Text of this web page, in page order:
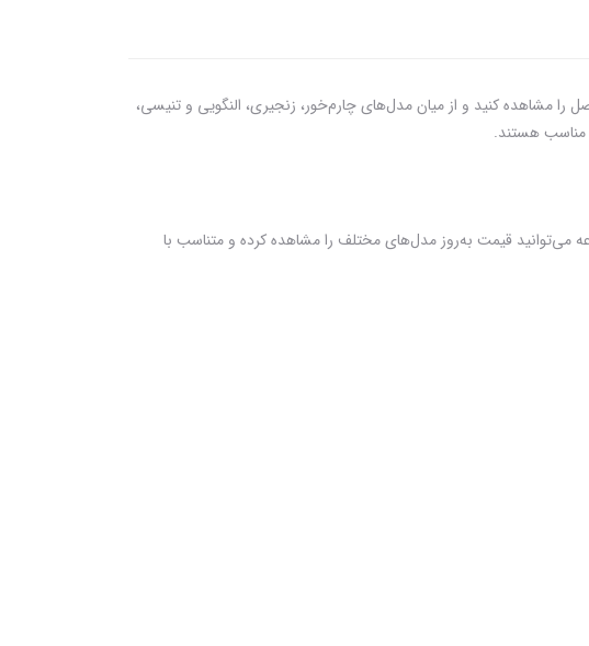
دستبند نقره پاندورا اصل را مشاهده کنید و از میان مدل‌های چارم‌خور، زنجیری، النگویی و تنیسی،
مناسب هستند.
می‌توانید قیمت به‌روز مدل‌های مختلف را مشاهده کرده و متناسب با